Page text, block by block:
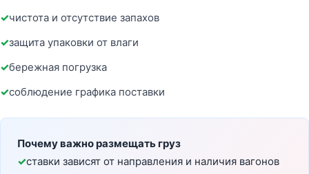
чистота и отсутствие запахов
защита упаковки от влаги
бережная погрузка
соблюдение графика поставки
Почему важно размещать груз
ставки зависят от направления и наличия вагонов